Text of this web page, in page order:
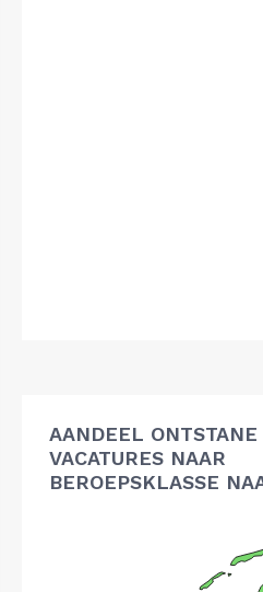
AANDEEL ONTSTANE
VACATURES NAAR
BEROEPSKLASSE